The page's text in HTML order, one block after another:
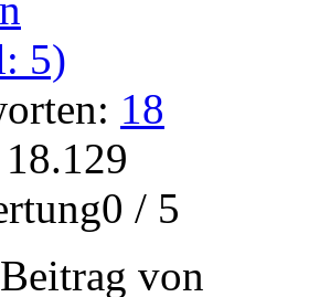
18
/ 5
von